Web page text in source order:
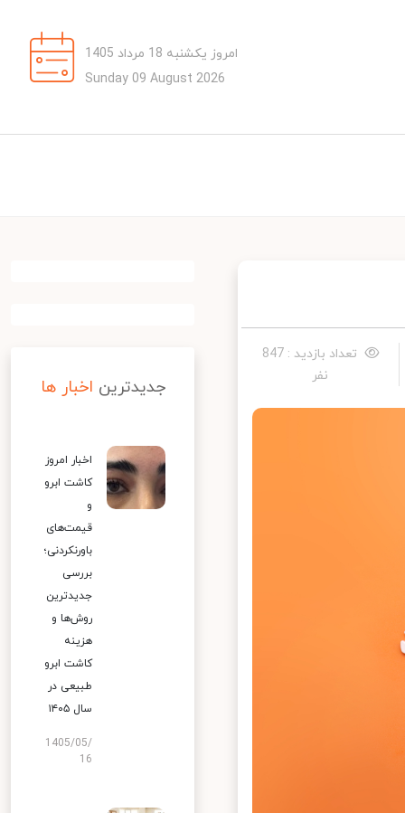
امروز یکشنبه 18 مرداد 1405
Sunday 09 August 2026
تعداد بازدید : 847
نفر
جدیدترین اخبار ها
اخبار امروز
کاشت ابرو
قیمت‌های
باورنکردنی؛
بررسی
جدیدترین
روش‌ها و
هزینه
کاشت ابرو
طبیعی در
سال ۱۴۰۵
1405/05/
16